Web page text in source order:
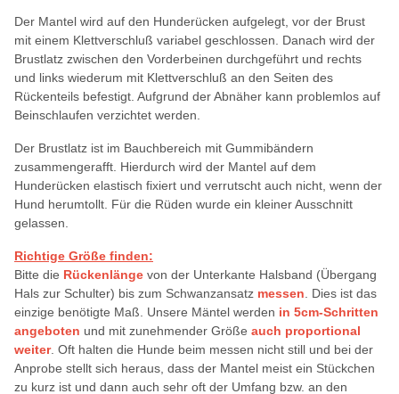
Der Mantel wird auf den Hunderücken aufgelegt, vor der Brust
mit einem Klettverschluß variabel geschlossen. Danach wird der
Brustlatz zwischen den Vorderbeinen durchgeführt und rechts
und links wiederum mit Klettverschluß an den Seiten des
Rückenteils befestigt. Aufgrund der Abnäher kann problemlos auf
Beinschlaufen verzichtet werden.
Der Brustlatz ist im Bauchbereich mit Gummibändern
zusammengerafft. Hierdurch wird der Mantel auf dem
Hunderücken elastisch fixiert und verrutscht auch nicht, wenn der
Hund herumtollt. Für die Rüden wurde ein kleiner Ausschnitt
gelassen.
Richtige Größe finden:
Bitte die Rückenlänge von der Unterkante Halsband (Übergang
Hals zur Schulter) bis zum Schwanzansatz messen . Dies ist das
einzige benötigte Maß. Unsere Mäntel werden in 5cm-Schritten
angeboten und mit zunehmender Größe auch proportional
weiter. Oft halten die Hunde beim messen nicht still und bei der
Anprobe stellt sich heraus, dass der Mantel meist ein Stückchen
zu kurz ist und dann auch sehr oft der Umfang bzw. an den